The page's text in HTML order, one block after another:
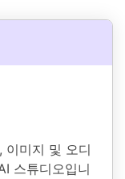
이미지 및 오디
스튜디오입니